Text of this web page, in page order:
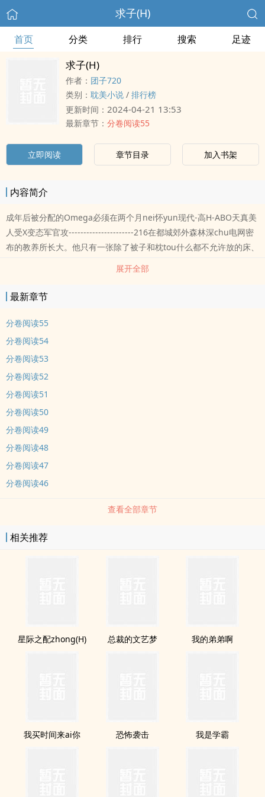
求子(H)
首页 分类 排行 搜索 足迹
求子(H)
作者： 团子720
类别： 耽美小说 / 排行榜
更新时间： 2024-04-21 13:53
最新章节： 分卷阅读55
立即阅读 章节目录 加入书架
内容简介
成年后被分配的Omega必须在两个月nei怀yun现代-高H-ABO天真美
人受X变态军官攻----------------------216在都城郊外森林深chu电网密
布的教养所长大。他只有一张除了被子和枕tou什么都不允许放的床、
一个掉了一只眼睛的mao绒玩ju、一堆下liu的指导xing很强的黄se书
籍和一个坏脾气的朋友205。到了18岁，他被作为ding级omega送到
了一位军中勋贵的府邸。当我的世界坍塌之后，谁能为我重新构筑起
展开全部
最新章节
分卷阅读55
分卷阅读54
分卷阅读53
分卷阅读52
分卷阅读51
分卷阅读50
分卷阅读49
分卷阅读48
分卷阅读47
分卷阅读46
查看全部章节
相关推荐
星际之配zhong(H) 总裁的文艺梦 我的弟弟啊
我买时间来ai你 恐怖袭击 我是学霸